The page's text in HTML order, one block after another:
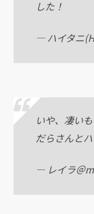
した！
— ハイタニ
いや、凄い
だらさんと
— レイラ＠